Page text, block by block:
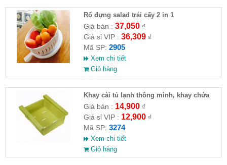
Rổ đựng salad trái cấy 2 in 1
Giá bán : 37,050₫
Giá sỉ VIP : 36,309₫
Mã SP: 2905
Xem chi tiết
Giỏ hàng
Khay cài tủ lạnh thông mình, khay chứa
đồ
Giá bán : 14,900₫
Giá sỉ VIP : 12,900₫
Mã SP: 3274
Xem chi tiết
Giỏ hàng